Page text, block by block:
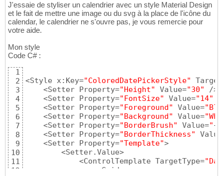
J'essaie de styliser un calendrier avec un style Material Design
et le fait de mettre une image ou du svg à la place de l'icône du
calendar, le calendrier ne s'ouvre pas, je vous remercie pour
votre aide.
Mon style
Code C# :
1
2
3
4
5
6
7
8
9
10
11
12
<Style x:Key="ColoredDatePickerStyle"
    <Setter Property=
"Height" Value="30"
/>
    <Setter Property=
"FontSize" Value="14"
    <Setter Property=
"Foreground" Value=
    <Setter Property=
"Background" Value=
    <Setter Property=
"BorderBrush" Value="{
    <Setter Property=
"BorderThickness"
    <Setter Property=
"Template">
        <Setter.Value>
            <ControlTemplate TargetType=
                <Grid>